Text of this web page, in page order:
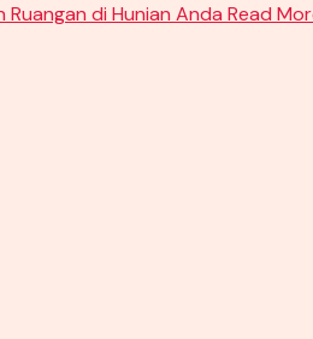
di Hunian Anda Read